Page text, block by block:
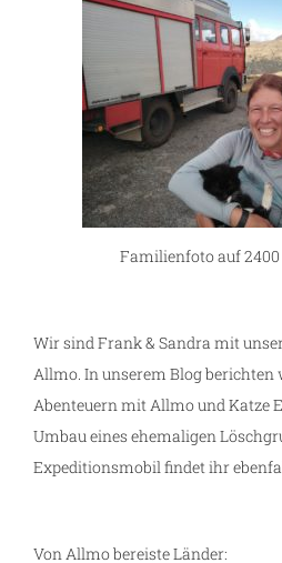
Familienfoto auf
Wir sind Frank & Sandra mit
Allmo. In unserem Blog berichten
Abenteuern mit Allmo und Katze
Umbau eines ehemaligen
Expeditionsmobil findet ihr
Von Allmo bereiste Länder: